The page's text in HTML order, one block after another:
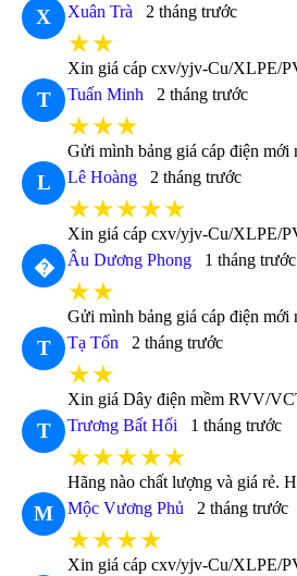
X Xuân Trà 2 tháng trước
★★
Xin giá cáp cxv/yjv-Cu/XLPE/
T Tuấn Minh 2 tháng trước
★★★
Gửi mình bảng giá cáp điện mới
L Lê Hoàng 2 tháng trước
★★★★★
Xin giá cáp cxv/yjv-Cu/XLPE/
� Âu Dương Phong 1 tháng trước
★★
Gửi mình bảng giá cáp điện mới
T Tạ Tốn 2 tháng trước
★★
Xin giá Dây điện mềm RVV/
T Trương Bất Hối 1 tháng trước
★★★★★
Hãng nào chất lượng và giá rẻ.
M Mộc Vương Phủ 2 tháng trước
★★★★
Xin giá cáp cxv/yjv-Cu/XLPE/